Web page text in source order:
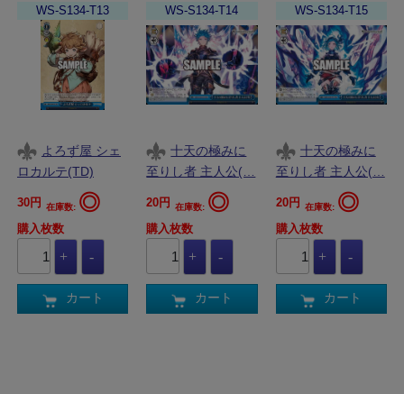
WS-S134-T13
よろず屋 シェ
ロカルテ(TD)
30円 在庫数: ◎
購入枚数
カート
WS-S134-T14
十天の極みに
至りし者 主人公(…
20円 在庫数: ◎
購入枚数
カート
WS-S134-T15
十天の極みに
至りし者 主人公(…
20円 在庫数: ◎
購入枚数
カート